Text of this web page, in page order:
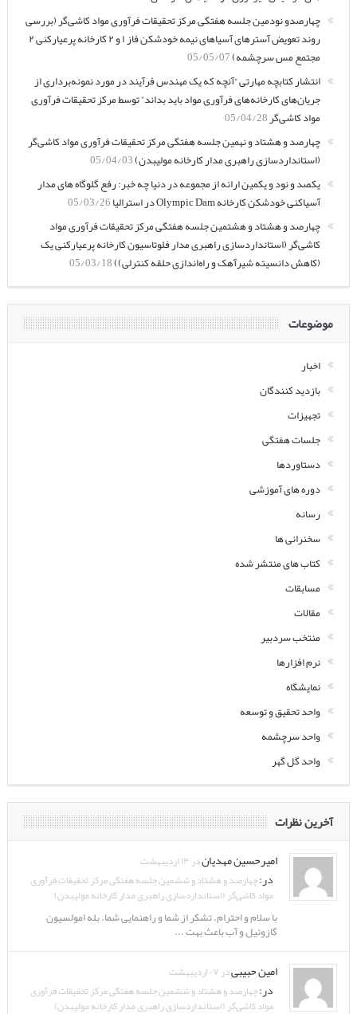
چهارصدو نودمین جلسه هفتگی مرکز تحقیقات فرآوری مواد کاشی‌گر (بررسی
روند تعویض آسترهای آسیاهای نیمه خودشکن فاز ۱ و ۲ کارخانه پرعیارکنی ۲
مجتمع مس سرچشمه)05/05/07
انتشار کتابچه مهارتی “آنچه که یک مهندس فرآیند در مورد نمونه‌برداری از
جریان‌های کارخانه‌های فرآوری مواد باید بداند” توسط مرکز تحقیقات فرآوری
مواد کاشی‌گر05/04/28
چهارصد و هشتاد و نهمین جلسه هفتگی مرکز تحقیقات فرآوری مواد کاشی‌گر
(استانداردسازی راهبری مدار کارخانه مولیبدن)05/04/03
یکصد و نود و یکمین ارائه از مجموعه در دنیا چه خبر: رفع گلوگاه های مدار
آسیاکنی خودشکن کارخانه Olympic Dam در استرالیا
05/03/26
چهارصد و هشتاد و هشتمین جلسه هفتگی مرکز تحقیقات فرآوری مواد
کاشی‌گر (استانداردسازی راهبری مدار فلوتاسیون کارخانه پرعیارکنی یک
(کاهش دانسیته شیرآهک و راه‌اندازی حلقه کنترلی))05/03/18
موضوعات
اخبار
بازدید کنندگان
تجهیزات
جلسات هفتگی
دستاوردها
دوره های آموزشی
رسانه
سخنرانی ها
کتاب های منتشر شده
مسابقات
مقالات
منتخب سردبیر
نرم افزارها
نمایشگاه
واحد تحقیق و توسعه
واحد سرچشمه
واحد گل گهر
آخرین نظرات
امیرحسین مهدیاندر ۱۴ اردیبهشت
در:چهارصد و هشتاد و ششمین جلسه هفتگی مرکز تحقیقات فرآوری
مواد کاشی‌گر (استانداردسازی راهبری مدار کارخانه مولیبدن)
با سلام و احترام. تشکر از شما و راهنمایی شما. بله امولسیون
گازوئیل و آب باعث بهت ...
امین حبیبیدر ۰۷ اردیبهشت
در:چهارصد و هشتاد و ششمین جلسه هفتگی مرکز تحقیقات فرآوری
مواد کاشی‌گر (استانداردسازی راهبری مدار کارخانه مولیبدن)